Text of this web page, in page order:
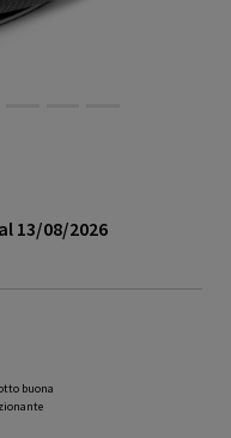
13/08/2026
buona